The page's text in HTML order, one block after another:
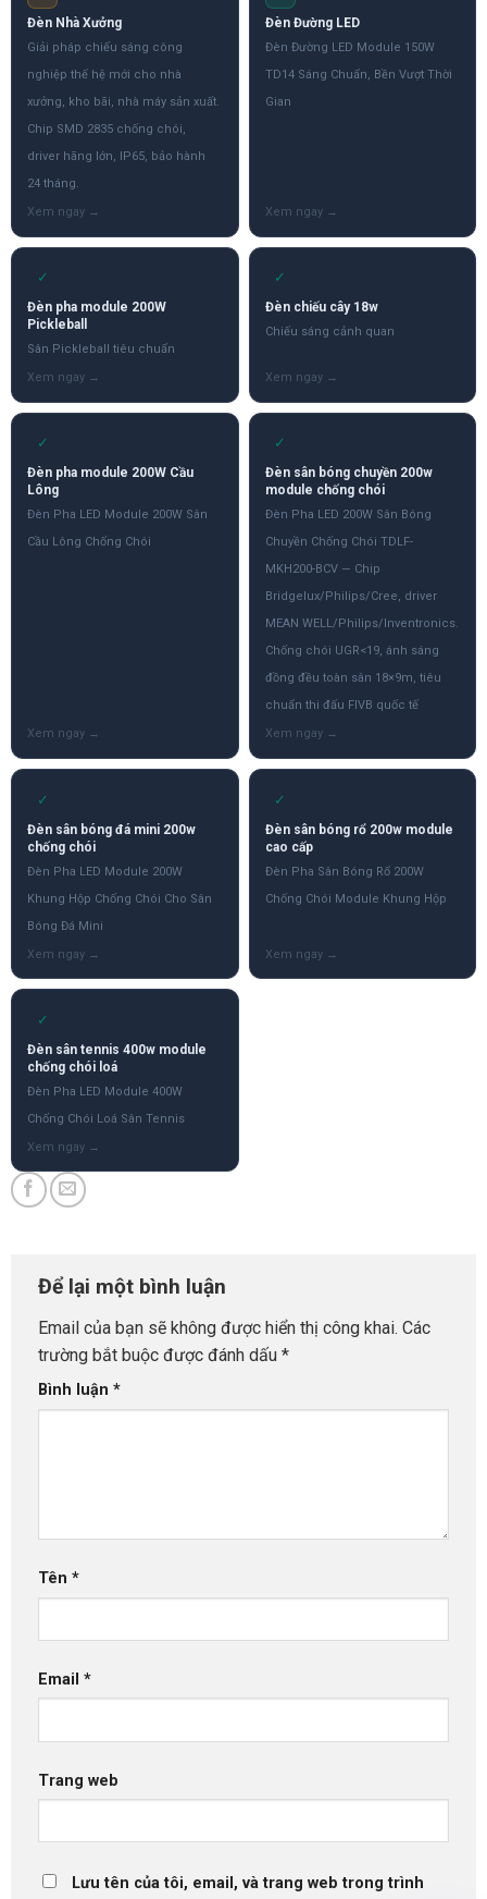
Đèn Nhà Xưởng
Giải pháp chiếu sáng công
nghiệp thế hệ mới cho nhà
xưởng, kho bãi, nhà máy sản xuất.
Chip SMD 2835 chống chói,
driver hãng lớn, IP65, bảo hành
24 tháng.
Đèn Đường LED
Đèn Đường LED Module 150W
TD14 Sáng Chuẩn, Bền Vượt Thời
Gian
✓
Đèn pha module 200W
Pickleball
Sân Pickleball tiêu chuẩn
✓
Đèn chiếu cây 18w
Chiếu sáng cảnh quan
✓
Đèn pha module 200W Cầu
Lông
Đèn Pha LED Module 200W Sân
Cầu Lông Chống Chói
✓
Đèn sân bóng chuyền 200w
module chống chói
Đèn Pha LED 200W Sân Bóng
Chuyền Chống Chói TDLF-
MKH200-BCV — Chip
Bridgelux/Philips/Cree, driver
MEAN WELL/Philips/Inventronics.
Chống chói UGR<19, ánh sáng
đồng đều toàn sân 18×9m, tiêu
chuẩn thi đấu FIVB quốc tế
✓
Đèn sân bóng đá mini 200w
chống chói
Đèn Pha LED Module 200W
Khung Hộp Chống Chói Cho Sân
Bóng Đá Mini
✓
Đèn sân bóng rổ 200w module
cao cấp
Đèn Pha Sân Bóng Rổ 200W
Chống Chói Module Khung Hộp
✓
Đèn sân tennis 400w module
chống chói loá
Đèn Pha LED Module 400W
Chống Chói Loá Sân Tennis
Để lại một bình luận
Email của bạn sẽ không được hiển thị công khai. Các
trường bắt buộc được đánh dấu *
Bình luận *
Tên *
Email *
Trang web
Lưu tên của tôi, email, và trang web trong trình